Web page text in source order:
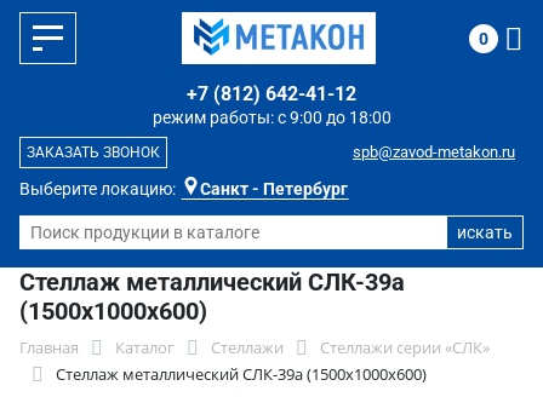
Выберите локацию: Санкт - Петербург
режим работы: с 9:00 до 18:00
+7 (812) 642-41-12
spb@zavod-metakon.ru
ЗАКАЗАТЬ ЗВОНОК
0
Стеллаж металлический СЛК-39a
(1500x1000x600)
Главная Каталог Стеллажи
Стеллажи серии «СЛК»
Стеллаж металлический СЛК-39a (1500x1000x600)